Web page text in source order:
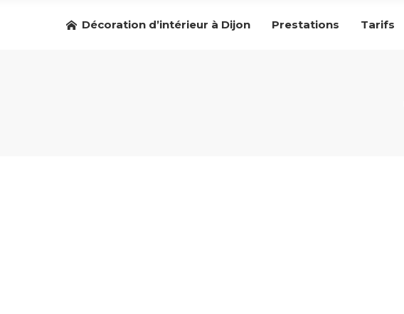
Décoration d’intérieur à Dijon Prestations Tarifs